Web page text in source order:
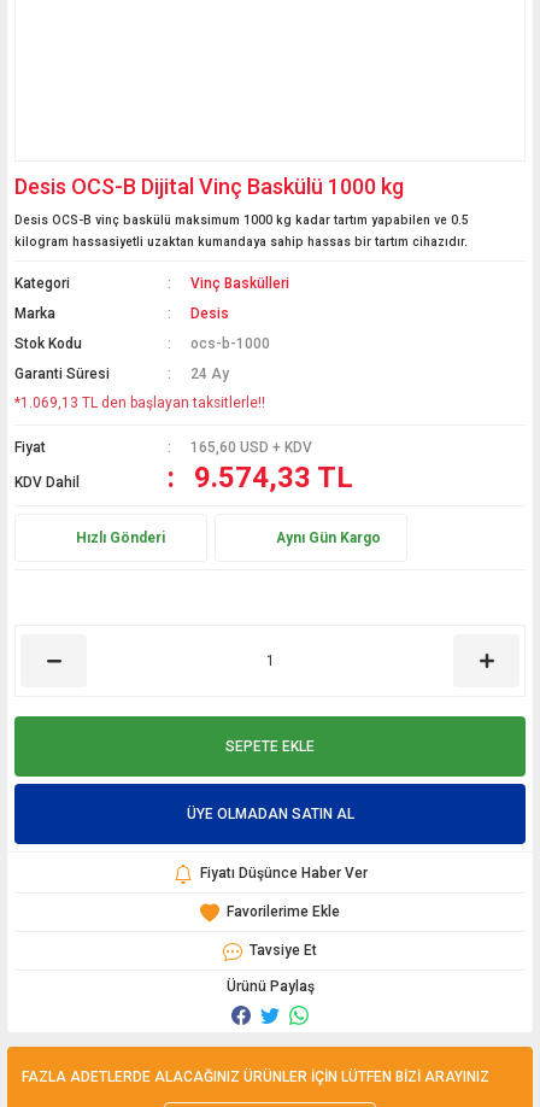
Desis OCS-B Dijital Vinç Baskülü 1000 kg
Desis OCS-B vinç baskülü maksimum 1000 kg kadar tartım yapabilen ve 0.5
kilogram hassasiyetli uzaktan kumandaya sahip hassas bir tartım cihazıdır.
Kategori
Vinç Baskülleri
Marka
Desis
Stok Kodu
ocs-b-1000
Garanti Süresi
24 Ay
*1.069,13 TL den başlayan taksitlerle!!
Fiyat 165,60 USD + KDV
KDV Dahil 9.574,33 TL
Hızlı Gönderi Aynı Gün Kargo
SEPETE EKLE
ÜYE OLMADAN SATIN AL
Fiyatı Düşünce Haber Ver
Tavsiye Et
Ürünü Paylaş
FAZLA ADETLERDE ALACAĞINIZ ÜRÜNLER İÇİN LÜTFEN BİZİ ARAYINIZ